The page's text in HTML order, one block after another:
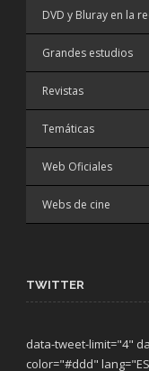
DVD y Bluray en la
Grandes estudios
Revistas
Temáticas
Web Oficiales
Webs de cine
TWITTER
data-tweet-limit="4"
color="#ddd"